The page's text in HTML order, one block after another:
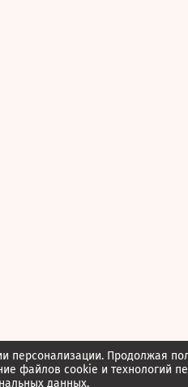
персонализации. Продолжая
файлов cookie и технологий
данных.